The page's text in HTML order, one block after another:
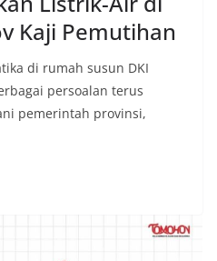
Kaji Pemutihan
di rumah susun DKI
persoalan terus
pemerintah provinsi,